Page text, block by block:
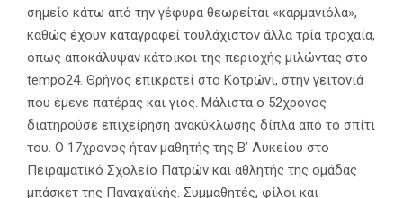
σημείο κάτω από την γέφυρα θεωρείται «καρμανιόλα»,
καθώς έχουν καταγραφεί τουλάχιστον άλλα τρία τροχαία,
όπως αποκάλυψαν κάτοικοι της περιοχής μιλώντας στο
tempo24. Θρήνος επικρατεί στο Κοτρώνι, στην γειτονιά
που έμενε πατέρας και γιός. Μάλιστα ο 52χρονος
διατηρούσε επιχείρηση ανακύκλωσης δίπλα από το σπίτι
του. Ο 17χρονος ήταν μαθητής της Β’ Λυκείου στο
Πειραματικό Σχολείο Πατρών και αθλητής της ομάδας
μπάσκετ της Παναχαϊκής. Συμμαθητές, φίλοι και